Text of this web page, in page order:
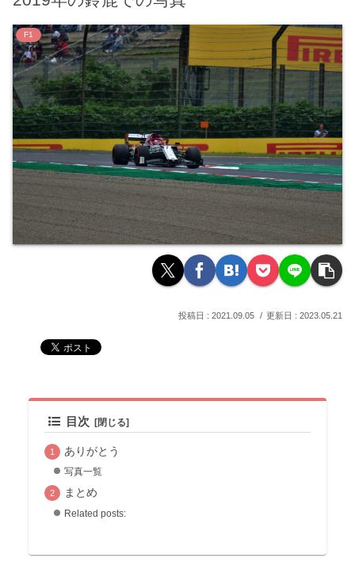
F1
2021.09.05 2023.05.21
目次
ありがとう
写真一覧
まとめ
Related posts: